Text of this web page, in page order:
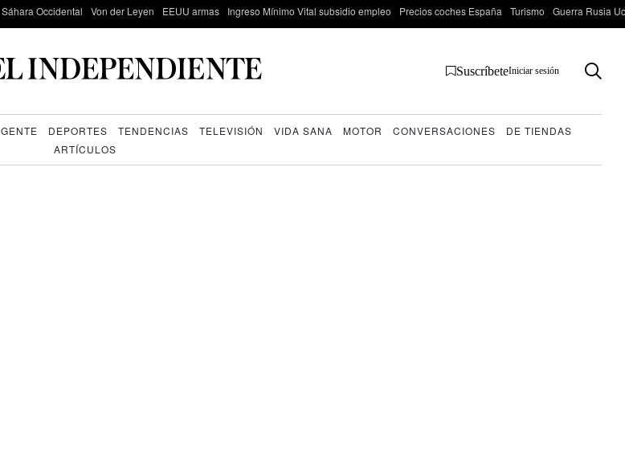
Sáhara Occidental Von der Leyen EEUU armas Ingreso Mínimo Vital subsidio empleo Precios coches España Turismo Guerra Rusia
SuscríbeteIniciar sesión
GENTE DEPORTES TENDENCIAS TELEVISIÓN VIDA SANA MOTOR CONVERSACIONES
DE TIENDAS
ARTÍCULOS